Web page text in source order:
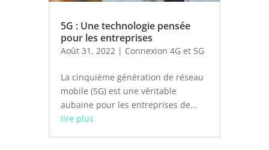
5G : Une technologie pensée
pour les entreprises
Août 31, 2022 | Connexion 4G et 5G
La cinquième génération de réseau
mobile (5G) est une véritable
aubaine pour les entreprises de...
lire plus